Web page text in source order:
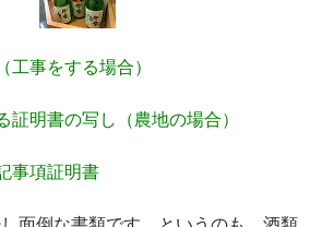
工事をする場合）
証明書の写し（農地の場合）
事項証明書